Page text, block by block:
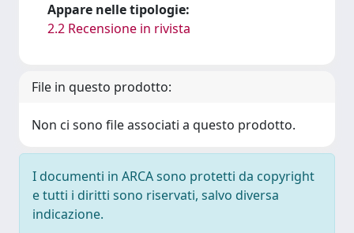
Appare nelle tipologie:
2.2 Recensione in rivista
File in questo prodotto:
Non ci sono file associati a questo prodotto.
I documenti in ARCA sono protetti da copyright
e tutti i diritti sono riservati, salvo diversa
indicazione.